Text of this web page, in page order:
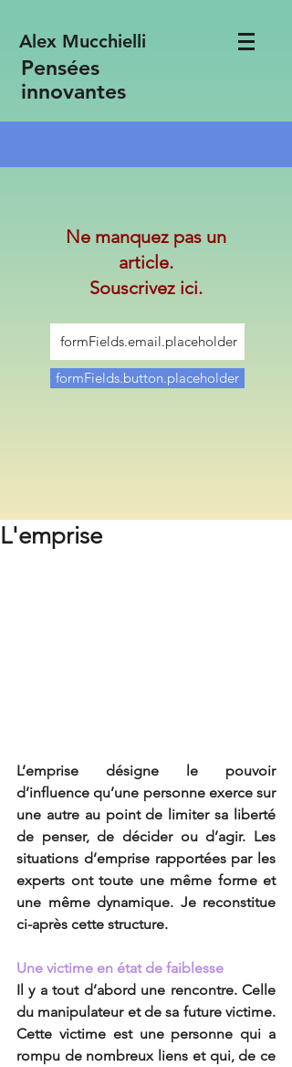
Alex Mucchielli
Pensées
innovantes
L'emprise
L’emprise désigne le pouvoir
d’influence qu’une personne exerce sur
une autre au point de limiter sa liberté
de penser, de décider ou d’agir. Les
situations d’emprise rapportées par les
experts ont toute une même forme et
une même dynamique. Je reconstitue
ci-après cette structure.
Une victime en état de faiblesse
Il y a tout d’abord une rencontre. Celle
du manipulateur et de sa future victime.
Cette victime est une personne qui a
rompu de nombreux liens et qui, de ce
Ne manquez pas un
article.
Souscrivez ici.
formFields.button.placeholder